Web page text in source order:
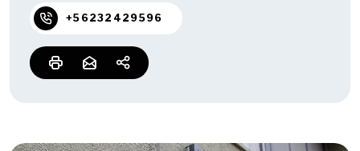
+56232429596